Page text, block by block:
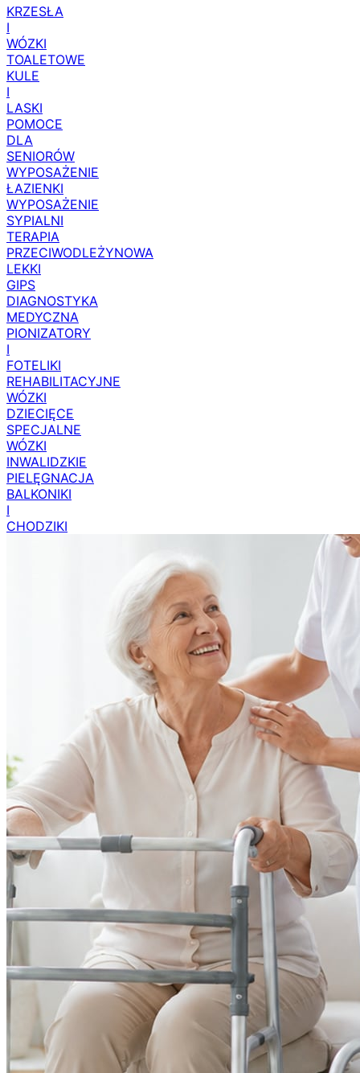
KRZESŁA
I
WÓZKI
TOALETOWE
KULE
I
LASKI
POMOCE
DLA
SENIORÓW
WYPOSAŻENIE
ŁAZIENKI
WYPOSAŻENIE
SYPIALNI
TERAPIA
PRZECIWODLEŻYNOWA
LEKKI
GIPS
DIAGNOSTYKA
MEDYCZNA
PIONIZATORY
I
FOTELIKI
REHABILITACYJNE
WÓZKI
DZIECIĘCE
SPECJALNE
WÓZKI
INWALIDZKIE
PIELĘGNACJA
BALKONIKI
I
CHODZIKI